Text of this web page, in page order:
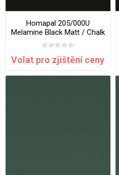
Homapal 205/000U
Melamine Black Matt / Chalk
2440 x 1220 mm x 1 mm
Volat pro zjištění ceny